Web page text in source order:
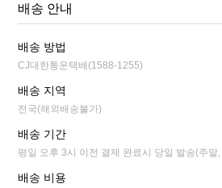
배송 안내
배송 방법
CJ대한통운택배(1588-1255)
배송 지역
전국(해외배송불가)
배송 기간
평일 오후 3시 이전 결제 완료시 당일 발송(주말
배송 비용